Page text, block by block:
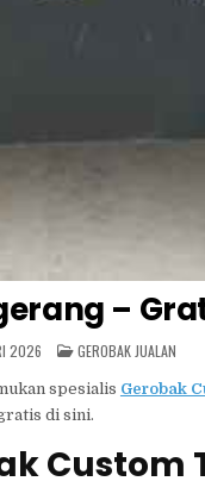
–
2026 POSTED
IN
GEROBAK JUALAN
spesialis Gerobak
di sini.